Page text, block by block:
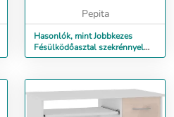
Pepita
Hasonlók, mint Jobbkezes
Fésülködőasztal szekrénnyel
P77_90 - fehér